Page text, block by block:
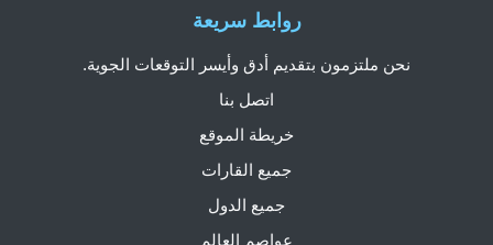
روابط سريعة
نحن ملتزمون بتقديم أدق وأيسر التوقعات الجوية.
اتصل بنا
خريطة الموقع
جميع القارات
جميع الدول
عواصم العالم